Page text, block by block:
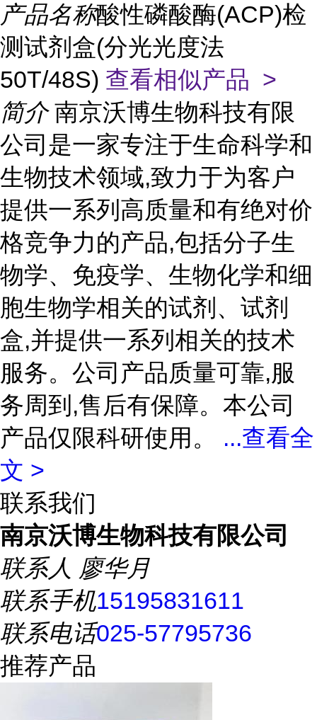
产品名称酸性磷酸酶(ACP)检
测试剂盒(分光光度法
50T/48S) 查看相似产品 >
简介 南京沃博生物科技有限
公司是一家专注于生命科学和
生物技术领域,致力于为客户
提供一系列高质量和有绝对价
格竞争力的产品,包括分子生
物学、免疫学、生物化学和细
胞生物学相关的试剂、试剂
盒,并提供一系列相关的技术
服务。公司产品质量可靠,服
务周到,售后有保障。本公司
产品仅限科研使用。 ...查看全
文 >
联系我们
南京沃博生物科技有限公司
联系人 廖华月
联系手机15195831611
联系电话025-57795736
推荐产品